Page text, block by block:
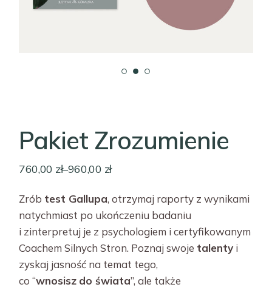
Pakiet Zrozumienie
760,00 zł–960,00 zł
Zrób test Gallupa, otrzymaj raporty z wynikami
natychmiast po ukończeniu badaniu
i zinterpretuj je z psychologiem i certyfikowanym
Coachem Silnych Stron. Poznaj swoje talenty i
zyskaj jasność na temat tego,
co “wnosisz do świata”, ale także